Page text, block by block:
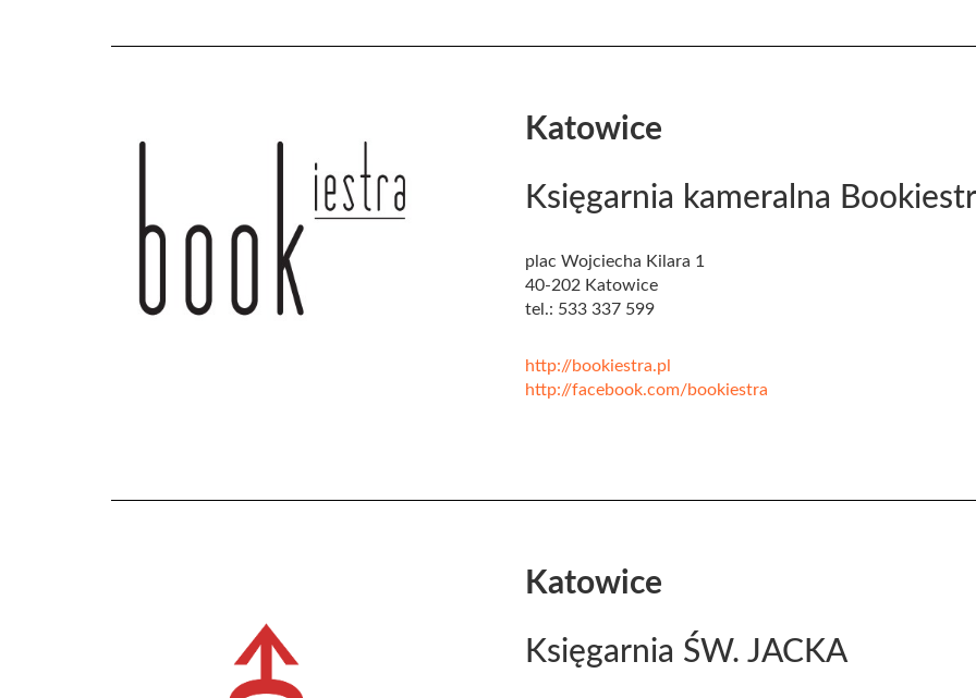
Katowice
Księgarnia kameralna
plac Wojciecha Kilara 1
40-202 Katowice
tel.: 533 337 599
http://bookiestra.pl
http://facebook.com/bookiestra
Katowice
Księgarnia ŚW. JACKA